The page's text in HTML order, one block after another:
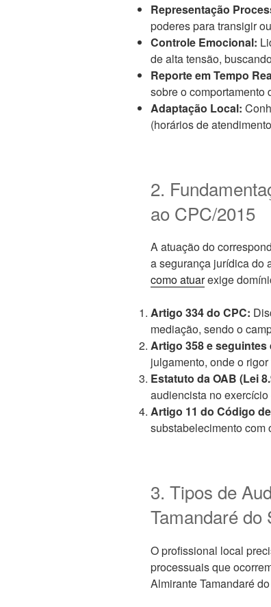
Representação
poderes para transigir
Controle Emocional:
de alta tensão,
Reporte em Tempo
sobre o comportamento
Adaptação Local:
(horários de
2.
ao CPC/2015
A atuação do
a segurança jurídica do
como atuarexige
Artigo 334 do CPC:
mediação, sendo o
Artigo 358 e seguintes
julgamento, onde o
Estatuto da OAB (Lei
audiencista no
Artigo 11 do Código
substabelecimento com
3. Tipos de
Tamandaré do
O profissional local
processuais que
Almirante Tamandaré